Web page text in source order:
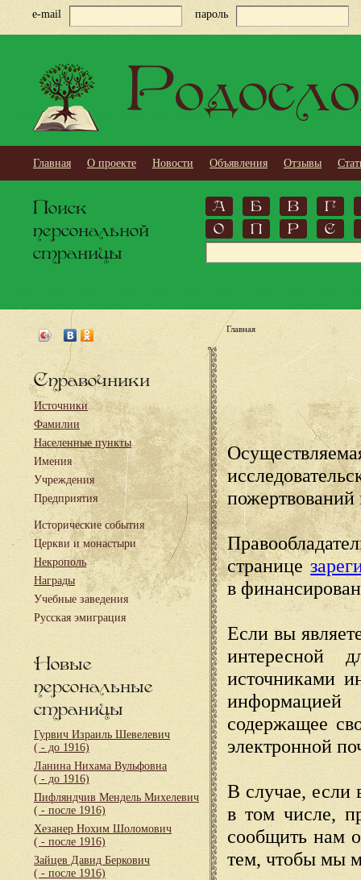
e-mail пароль
Главная О проекте Новости Объявления Отзывы
Поиск
персональной
страницы
А Б В
Г
О
П Р С
Справочники
Источники
Фамилии
Населенные пункты
Имения
Учреждения
Предприятия
Исторические события
Церкви и монастыри
Некрополь
Награды
Учебные заведения
Русская эмиграция
Новые
персональные
страницы
Гурвич Израиль Шевелевич
( - до 1916)
Ланина Нихама Вульфовна
( - до 1916)
Пифляндчив Мендель Михелевич
( - после 1916)
Хезанер Нохим Шоломович
( - после 1916)
Зайцев Давид Беркович
( - после 1916)
Главная
пожертвований
странице
в
Если вы
интересной
источниками
содержащее
электронной
В случае, если
в том числе,
сообщить нам
тем, чтобы мы